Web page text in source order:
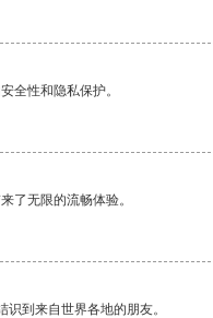
全性和隐私保护。
了无限的流畅体验。
到来自世界各地的朋友。